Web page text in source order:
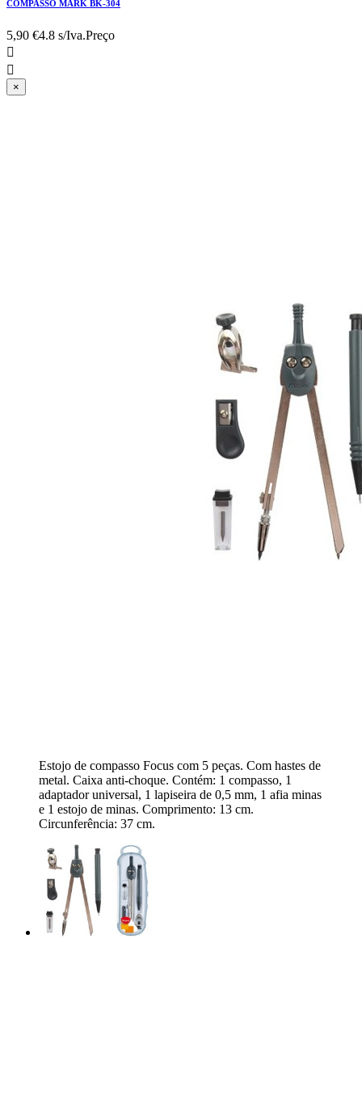
COMPASSO MARK BK-304
5,90 €4.8 s/Iva.Preço


×
Estojo de compasso Focus com 5 peças. Com hastes de
metal. Caixa anti-choque. Contém: 1 compasso, 1
adaptador universal, 1 lapiseira de 0,5 mm, 1 afia minas
e 1 estojo de minas. Comprimento: 13 cm.
Circunferência: 37 cm.